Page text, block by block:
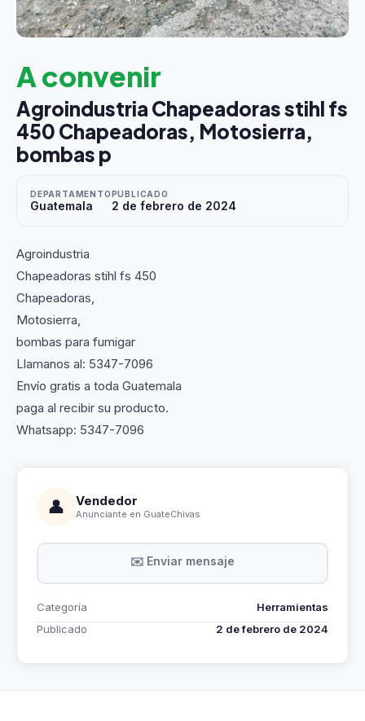
A convenir
Agroindustria Chapeadoras stihl fs
450 Chapeadoras, Motosierra,
bombas p
DEPARTAMENTO
Guatemala
PUBLICADO
2 de febrero de 2024
Agroindustria
Chapeadoras stihl fs 450
Chapeadoras,
Motosierra,
bombas para fumigar
Llamanos al: 5347-7096
Envío gratis a toda Guatemala
paga al recibir su producto.
Whatsapp: 5347-7096
👤 Vendedor
Anunciante en GuateChivas
✉️ Enviar mensaje
Categoría
Herramientas
Publicado
2 de febrero de 2024